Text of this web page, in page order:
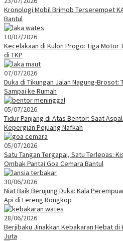
Kronologi Mobil Brimob Terserempet
Bantul
10/07/2026
Kecelakaan di Kulon Progo: Tiga Motor
di TKP
07/07/2026
Duka di Tikungan Jalan Nagung-Brosot:
Sampai ke Rumah
05/07/2026
Tidur Panjang di Atas Bentor: Saat
Kepergian Pejuang Nafkah
05/07/2026
Satu Tangan Tergapai, Satu Terlepas:
Ombak Pantai Goa Cemara Bantul
30/06/2026
Niat Baik Berujung Duka: Kala
Api di Lereng Rongkop
28/06/2026
Berjibaku Jinakkan Kebakaran Hebat di
Juta